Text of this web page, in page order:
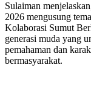
Sulaiman
2026 mengusung
Kolaborasi Sumut
generasi muda yang
pemahaman dan
bermasyarakat.